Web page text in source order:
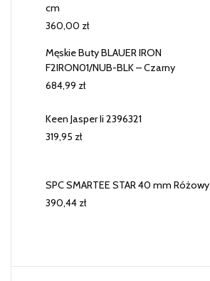
cm
360,00 zł
Męskie Buty BLAUER IRON
F2IRON01/NUB-BLK – Czarny
684,99 zł
Keen Jasper Ii 2396321
319,95 zł
SPC SMARTEE STAR 40 mm Różowy
390,44 zł